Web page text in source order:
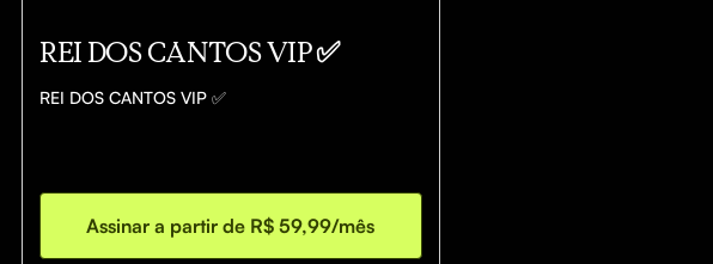
REI DOS CANTOS VIP ✅
REI DOS CANTOS VIP ✅
Assinar a partir de R$ 59,99/mês